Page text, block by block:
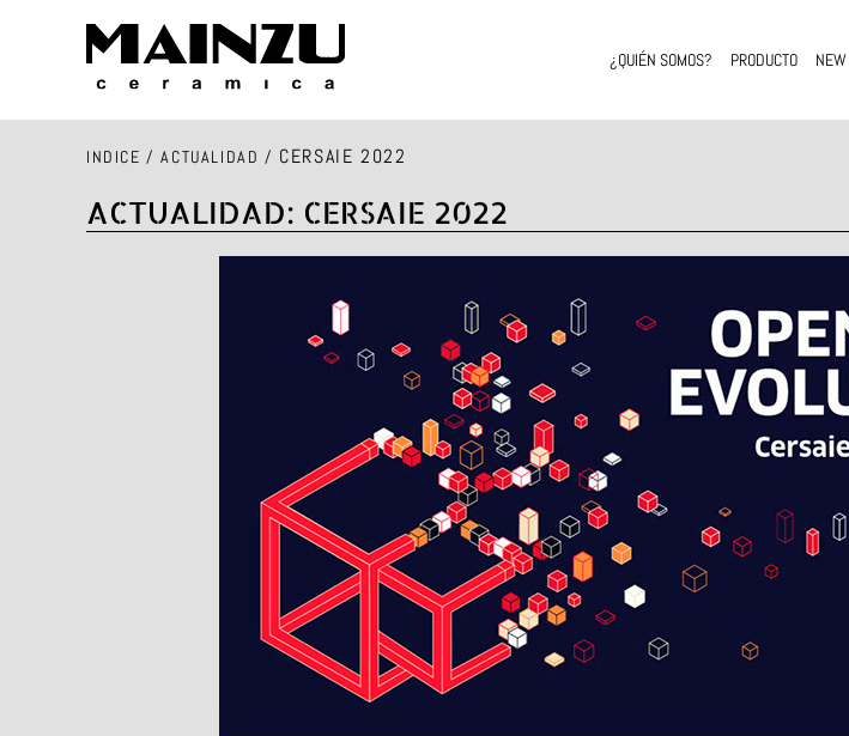
¿QUIÉN SOMOS? PRODUCTO NEW
INDICE / ACTUALIDAD / CERSAIE 2022
ACTUALIDAD: CERSAIE 2022